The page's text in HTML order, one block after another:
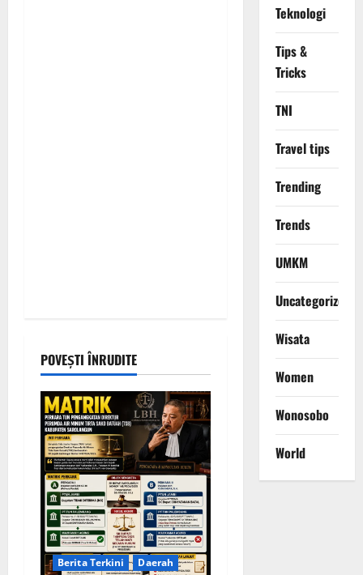
POVEȘTI ÎNRUDITE
Berita Terkini
Daerah
Teknologi
Tips &
Tricks
TNI
Travel tips
Trending
Trends
UMKM
Uncategorized
Wisata
Women
Wonosobo
World